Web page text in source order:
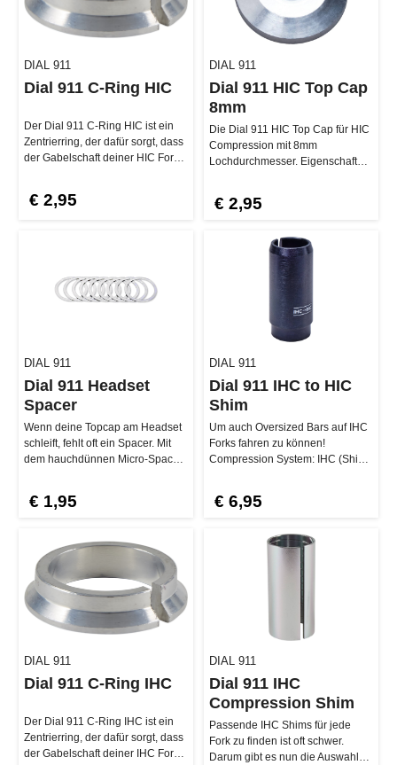
DIAL 911
Dial 911 C-Ring HIC
Der Dial 911 C-Ring HIC ist ein
Zentrierring, der dafür sorgt, dass
der Gabelschaft deiner HIC Fork
€ 2,95
DIAL 911
Dial 911 HIC Top Cap
8mm
Die Dial 911 HIC Top Cap für HIC
Compression mit 8mm
Lochdurchmesser. Eigenschaften
€ 2,95
DIAL 911
Dial 911 Headset
Spacer
Wenn deine Topcap am Headset
schleift, fehlt oft ein Spacer. Mit
dem hauchdünnen Micro-Spacer
€ 1,95
DIAL 911
Dial 911 IHC to HIC
Shim
Um auch Oversized Bars auf IHC
Forks fahren zu können!
Compression System: IHC (Shim)
€ 6,95
DIAL 911
Dial 911 C-Ring IHC
Der Dial 911 C-Ring IHC ist ein
Zentrierring, der dafür sorgt, dass
der Gabelschaft deiner IHC Fork
DIAL 911
Dial 911 IHC
Compression Shim
Passende IHC Shims für jede
Fork zu finden ist oft schwer.
Darum gibt es nun die Auswahl